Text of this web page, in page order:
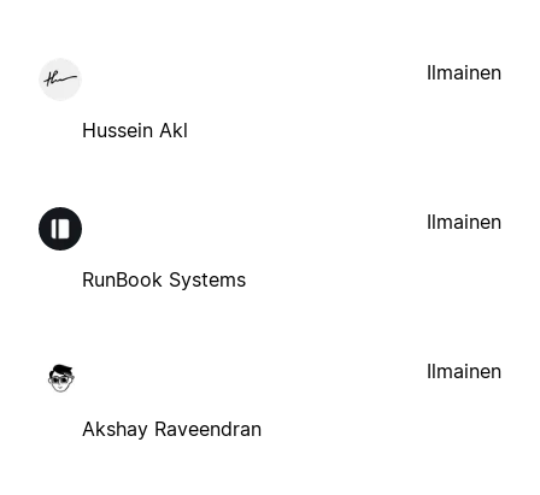
Hussein Akl
Ilmainen
RunBook Systems
Ilmainen
Akshay Raveendran
Ilmainen